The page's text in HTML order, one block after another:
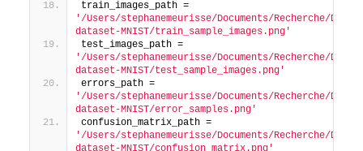
train_images_path =
'/Users/stephanemeurisse/Documents/Recherche/DNN-
dataset-MNIST/train_sample_images.png'
test_images_path =
'/Users/stephanemeurisse/Documents/Recherche/DNN-
dataset-MNIST/test_sample_images.png'
errors_path =
'/Users/stephanemeurisse/Documents/Recherche/DNN-
dataset-MNIST/error_samples.png'
confusion_matrix_path =
'/Users/stephanemeurisse/Documents/Recherche/DNN-
dataset-MNIST/confusion_matrix.png'